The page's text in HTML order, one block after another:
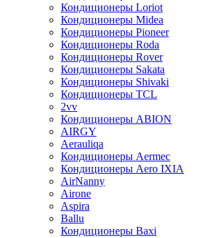
Кондиционеры Loriot
Кондиционеры Midea
Кондиционеры Pioneer
Кондиционеры Roda
Кондиционеры Rover
Кондиционеры Sakata
Кондиционеры Shivaki
Кондиционеры TCL
2vv
Кондиционеры ABION
AIRGY
Aerauliqa
Кондиционеры Aermec
Кондиционеры Aero IXIA
AirNanny
Airone
Aspira
Ballu
Кондиционеры Baxi